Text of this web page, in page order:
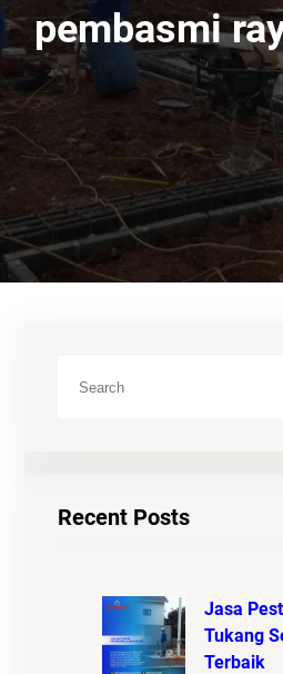
pembasmi
Recent Posts
Jasa
Tukang
Terbaik